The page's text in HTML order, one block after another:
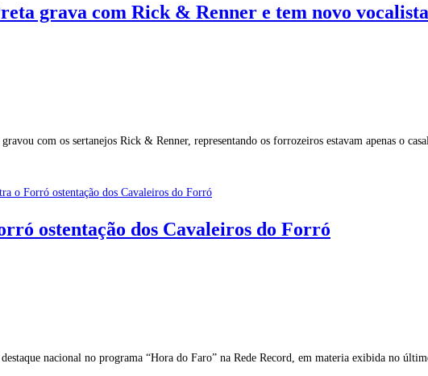
grava com Rick & Renner e tem novo vocalista
com os sertanejos Rick & Renner, representando os forrozeiros estavam apenas o
ostentação dos Cavaleiros do Forró
nacional no programa “Hora do Faro” na Rede Record, em materia exibida no